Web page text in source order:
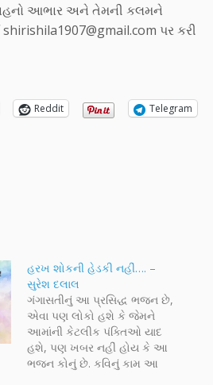
આભાર અને તેમની કલમને
પર કરી
Reddit
Telegram
હરખ શોકની હેડકી નહીં…. –
સુરેશ દલાલ
ગંગાસતીનું આ પ્રસિદ્ધ ભજન છે,
એવા પણ લોકો હશે કે જેમને
આમાંની કેટલીક પંક્તિઓ યાદ
હશે, પણ ખબર નહીં હોય કે આ
ભજન કોનું છે. કવિનું કામ આ